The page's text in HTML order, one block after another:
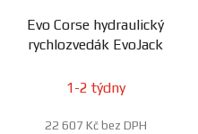
Evo Corse hydraulický
rychlozvedák EvoJack
1-2 týdny
22 607 Kč bez DPH